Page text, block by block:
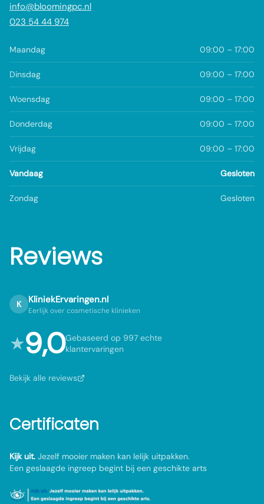
info@bloomingpc.nl
023 54 44 974
Maandag 09:00 – 17:00
Dinsdag 09:00 – 17:00
Woensdag 09:00 – 17:00
Donderdag 09:00 – 17:00
Vrijdag 09:00 – 17:00
Vandaag Gesloten
Zondag Gesloten
Reviews
K KliniekErvaringen.nl
Eerlijk over cosmetische klinieken
★9,0Gebaseerd op 997 echte
klantervaringen
Bekijk alle reviews
Certificaten
Kijk uit. Jezelf mooier maken kan lelijk uitpakken.
Een geslaagde ingreep begint bij een geschikte arts